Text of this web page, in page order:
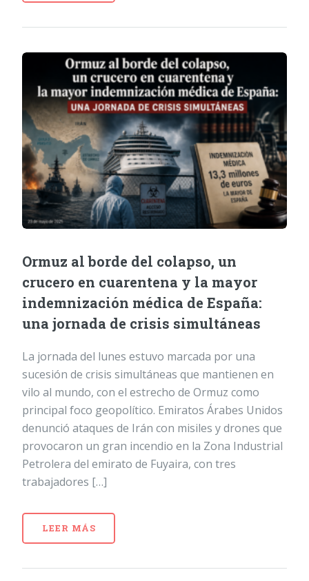
Ormuz al borde del colapso, un
crucero en cuarentena y la mayor
indemnización médica de España:
una jornada de crisis simultáneas
La jornada del lunes estuvo marcada por una
sucesión de crisis simultáneas que mantienen en
vilo al mundo, con el estrecho de Ormuz como
principal foco geopolítico. Emiratos Árabes Unidos
denunció ataques de Irán con misiles y drones que
provocaron un gran incendio en la Zona Industrial
Petrolera del emirato de Fuyaira, con tres
trabajadores […]
LEER MÁS